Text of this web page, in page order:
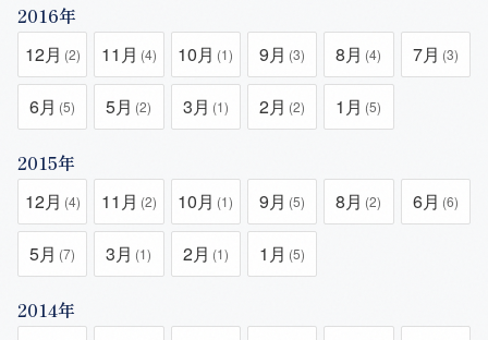
2016年
12月 (2) 11月 (4) 10月 (1) 9月 (3) 8月 (4) 7月 (3)
6月 (5) 5月 (2) 3月 (1) 2月 (2) 1月 (5)
2015年
12月 (4) 11月 (2) 10月 (1) 9月 (5) 8月 (2) 6月 (6)
5月 (7) 3月 (1) 2月 (1) 1月 (5)
2014年